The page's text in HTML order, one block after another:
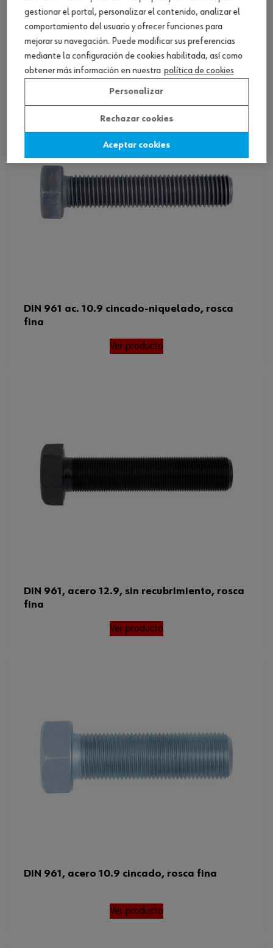
ISO 8676 acero 10.9 lám. cinc plateado
rosca fina
DIN 961 ac. 10.9 cincado-niquelado, rosca
fina
Ver producto
DIN 961, acero 12.9, sin recubrimiento, rosca
fina
Ver producto
DIN 961, acero 10.9 cincado, rosca fina
Ver producto
gestionar el portal, personalizar el contenido, analizar el
comportamiento del usuario y ofrecer funciones para
mejorar su navegación. Puede modificar sus preferencias
mediante la configuración de cookies habilitada, así como
obtener más información en nuestra política de cookies
Personalizar
Rechazar cookies
Aceptar cookies